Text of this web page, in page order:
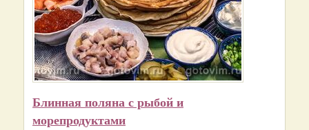
Блинная поляна с рыбой и
морепродуктами